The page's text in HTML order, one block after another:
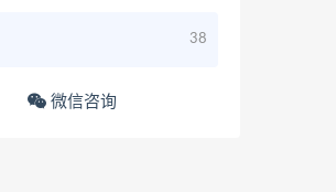
38
微信咨询